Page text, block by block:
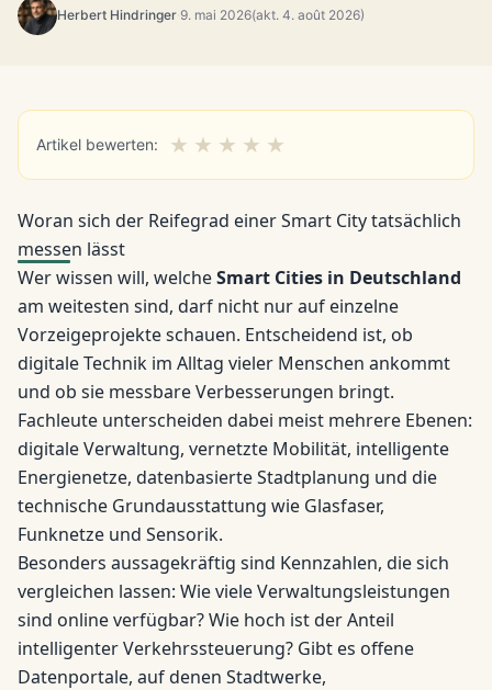
Herbert Hindringer·9. mai 2026(akt. 4. août 2026)
Artikel bewerten: ★ ★ ★ ★ ★
Woran sich der Reifegrad einer Smart City tatsächlich
messen lässt
Wer wissen will, welcheSmart Cities in Deutschland
am weitesten sind, darf nicht nur auf einzelne
Vorzeigeprojekte schauen. Entscheidend ist, ob
digitale Technik im Alltag vieler Menschen ankommt
und ob sie messbare Verbesserungen bringt.
Fachleute unterscheiden dabei meist mehrere Ebenen:
digitale Verwaltung, vernetzte Mobilität, intelligente
Energienetze, datenbasierte Stadtplanung und die
technische Grundausstattung wie Glasfaser,
Funknetze und Sensorik.
Besonders aussagekräftig sind Kennzahlen, die sich
vergleichen lassen: Wie viele Verwaltungsleistungen
sind online verfügbar? Wie hoch ist der Anteil
intelligenter Verkehrssteuerung? Gibt es offene
Datenportale, auf denen Stadtwerke,